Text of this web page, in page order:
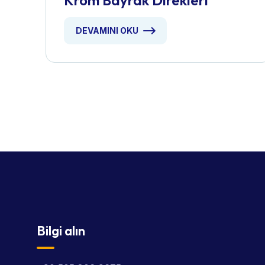
DEVAMINI OKU
Bilgi alın